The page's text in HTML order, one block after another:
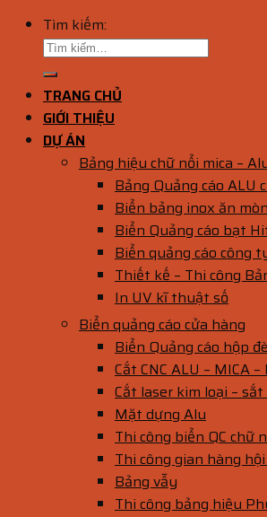
Tìm kiếm:
TRANG CHỦ
GIỚI THIỆU
DỰ ÁN
Bảng hiệu chữ nổi mica –
Bảng Quảng cáo ALU
Biển bảng inox ăn
Biển Quảng cáo bạt
Biển quảng cáo công
Thiết kế – Thi công
In UV kĩ thuật số
Biển quảng cáo cửa hàng
Biển Quảng cáo hộp
Cắt CNC ALU – MICA –
Cắt laser kim loại –
Mặt dựng Alu
Thi công biển QC chữ
Thi công gian hàng
Bảng vẫy
Thi công bảng hiệu